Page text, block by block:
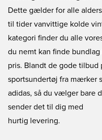
farver og størrelser, så tag et kig
Dette gælder for alle
til tider vanvittige kolde
kategori finder du alle
du nemt kan finde
pris. Blandt de gode tilbud
sportsundertøj fra mærker
adidas, så du vælger bare
sender det til dig med
hurtig levering.